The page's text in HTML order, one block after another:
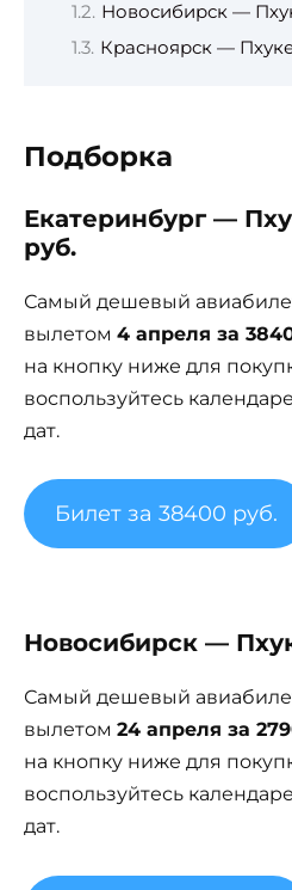
Новосибирск —
Красноярск —
Подборка
Екатеринбург —
руб.
Самый дешевый
вылетом 4 апреля за
на кнопку ниже для
воспользуйтесь
дат.
Билет за 38400 руб.
Новосибирск —
Самый дешевый
вылетом 24 апреля за
на кнопку ниже для
воспользуйтесь
дат.